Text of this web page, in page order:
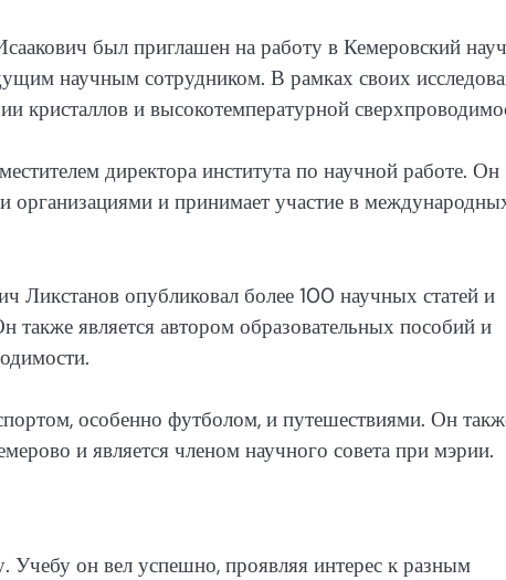
был приглашен на работу в Кемеровский
научным сотрудником. В рамках своих
кристаллов и высокотемпературной
директора института по научной работе. Он
и принимает участие в
Ликстанов опубликовал более 100 научных статей и
также является автором образовательных пособий и
особенно футболом, и путешествиями. Он
и является членом научного совета при мэрии.
он вел успешно, проявляя интерес к разным